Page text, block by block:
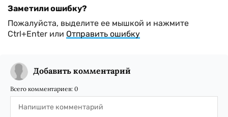
Заметили ошибку?
Пожалуйста, выделите ее мышкой и нажмите
Ctrl+Enter или Отправить ошибку
Добавить комментарий
Всего комментариев: 0